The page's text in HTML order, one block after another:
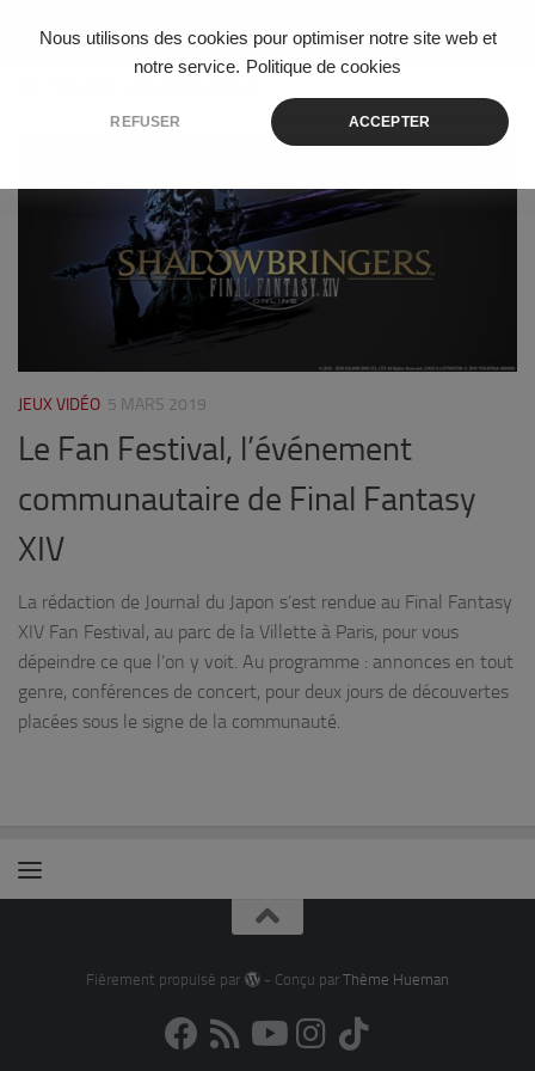
Nous utilisons des cookies pour optimiser notre site web et
notre service. Politique de cookies
REFUSER ACCEPTER
Skip to content
JEUX VIDÉO 5 MARS 2019
Le Fan Festival, l’événement
communautaire de Final Fantasy
XIV
La rédaction de Journal du Japon s’est rendue au Final Fantasy
XIV Fan Festival, au parc de la Villette à Paris, pour vous
dépeindre ce que l’on y voit. Au programme : annonces en tout
genre, conférences de concert, pour deux jours de découvertes
placées sous le signe de la communauté.
Fièrement propulsé par - Conçu par Thème Hueman